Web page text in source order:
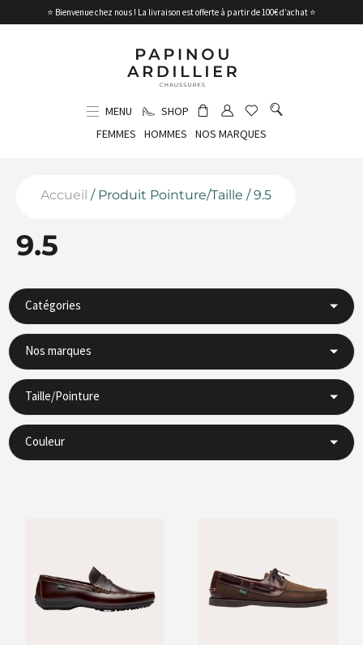
⭐ Bienvenue chez nous ! La livraison est offerte à partir de 100€ d’achat ⭐
MENU
SHOP
FEMMES
HOMMES NOS MARQUES
Accueil / Produit Pointure/Taille / 9.5
9.5
Catégories
Nos marques
Taille/Pointure
Couleur